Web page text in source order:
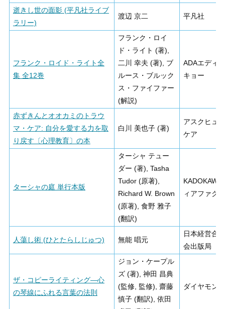
逝きし世の面影 (平凡社ライブ
ラリー)
渡辺 京二 平凡社
フランク・ロイド・ライト全
集 全12巻
フランク・ロイ
ド・ライト (著),
二川 幸夫 (著), ブ
ルース・ブルック
ス・ファイファー
(解説)
ADAエディ
キョー
赤ずきんとオオカミのトラウ
マ・ケア: 自分を愛する力を取
り戻す〔心理教育〕の本
白川 美也子 (著)
アスクヒュ
ケア
ターシャの庭 単行本版
ターシャ テュー
ダー (著), Tasha
Tudor (原著),
Richard W. Brown
(原著), 食野 雅子
(翻訳)
ィアファク
人蕩し術 (ひとたらしじゅつ) 無能 唱元
日本経営合
会出版局
ザ・コピーライティング―心
の琴線にふれる言葉の法則
ジョン・ケープル
ズ (著), 神田 昌典
(監修, 監修), 齋藤
慎子 (翻訳), 依田
ダイヤモン